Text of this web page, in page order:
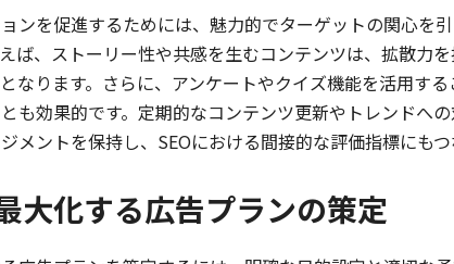
ンを促進するためには、魅力的でターゲットの関心を
ば、ストーリー性や共感を生むコンテンツは、拡散力
なります。さらに、アンケートやクイズ機能を活用す
も効果的です。定期的なコンテンツ更新やトレンドへ
メントを保持し、SEOにおける間接的な評価指標にもつ
大化する広告プランの策定